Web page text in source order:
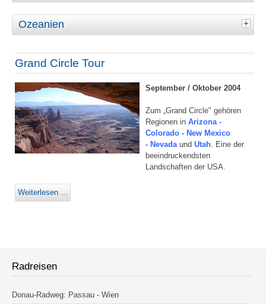
Ozeanien
Grand Circle Tour
September / Oktober 2004
Zum „Grand Circle" gehören
Regionen in Arizona -
Colorado - New Mexico
- Nevada und Utah . Eine der
beeindruckendsten
Landschaften der USA.
Weiterlesen ...
Radreisen
Donau-Radweg: Passau - Wien